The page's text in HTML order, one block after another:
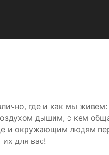
где и как мы
дышим, с кем
и окружающим людям
для вас!